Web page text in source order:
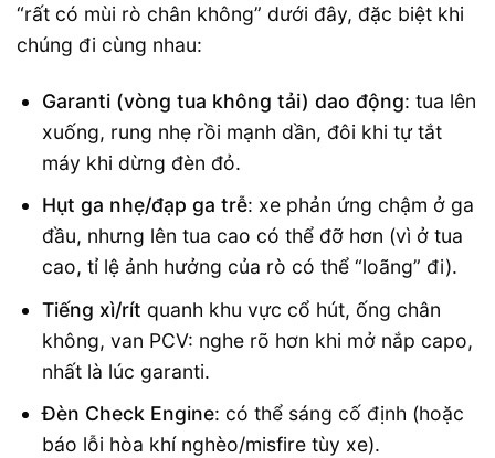
“rất có mùi rò chân không” dưới đây, đặc biệt khi
chúng đi cùng nhau:
Garanti (vòng tua không tải) dao động: tua lên
xuống, rung nhẹ rồi mạnh dần, đôi khi tự tắt
máy khi dừng đèn đỏ.
Hụt ga nhẹ/đạp ga trễ: xe phản ứng chậm ở ga
đầu, nhưng lên tua cao có thể đỡ hơn (vì ở tua
cao, tỉ lệ ảnh hưởng của rò có thể “loãng” đi).
Tiếng xì/rít quanh khu vực cổ hút, ống chân
không, van PCV: nghe rõ hơn khi mở nắp capo,
nhất là lúc garanti.
Đèn Check Engine: có thể sáng cố định (hoặc
báo lỗi hòa khí nghèo/misfire tùy xe).